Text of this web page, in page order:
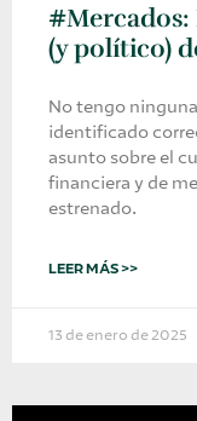
#Mercados:
(y político)
No tengo
identificado
asunto sobre el
financiera y de
estrenado.
LEER MÁS >>
13 de enero de 2025